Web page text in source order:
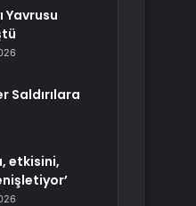
Yavrusu
Saldırılara
etkisini,